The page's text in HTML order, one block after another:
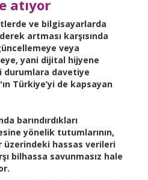
atıyor
ve bilgisayarlarda
artması karşısında
veya
yani dijital hijyene
durumlara davetiye
Türkiye’yi de kapsayan
barındırdıkları
yönelik tutumlarının,
hassas verileri
bilhassa savunmasız hale